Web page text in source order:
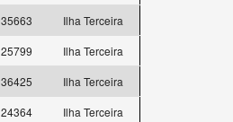
35663
Ilha Terceira
25799
Ilha Terceira
36425
Ilha Terceira
24364
Ilha Terceira